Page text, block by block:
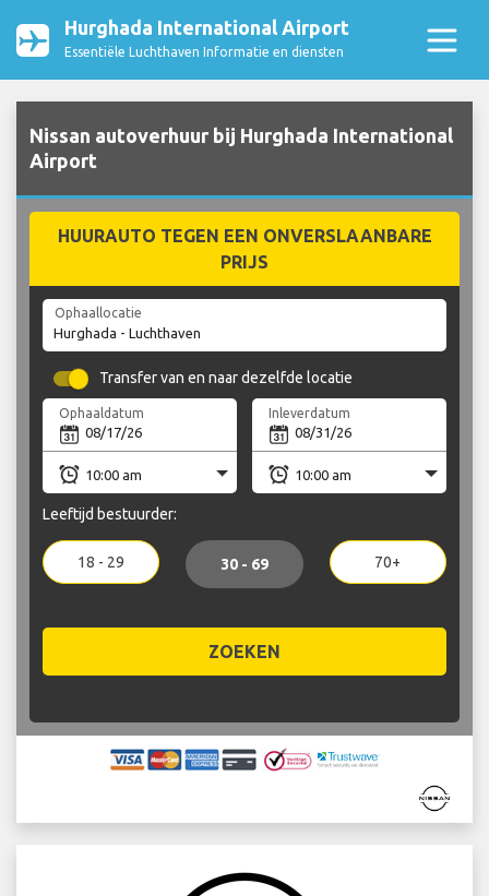
Hurghada International Airport
Essentiële Luchthaven Informatie en diensten
Nissan autoverhuur bij Hurghada International
Airport
HUURAUTO TEGEN EEN ONVERSLAANBARE
PRIJS
Ophaallocatie
Transfer van en naar dezelfde locatie
Ophaaldatum Inleverdatum
Leeftijd bestuurder:
18 - 29 30 - 69 70+
ZOEKEN